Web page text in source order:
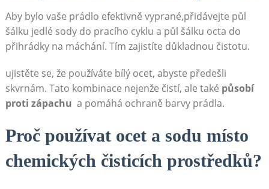
Aby bylo vaše prádlo efektivně vyprané,přidávejte půl⁤
šálku jedlé⁣ sody do ‌pracího cyklu a půl šálku octa do
přihrádky na máchání. Tím zajistíte důkladnou čistotu.
ujistěte se, že používáte bílý ‌ocet, abyste předešli
skvrnám. Tato kombinace nejenže čistí, ale také působí
proti zápachu ⁢ a pomáhá ochraně barvy prádla.
Proč používat ocet ⁢a sodu místo
chemických čisticích prostředků?